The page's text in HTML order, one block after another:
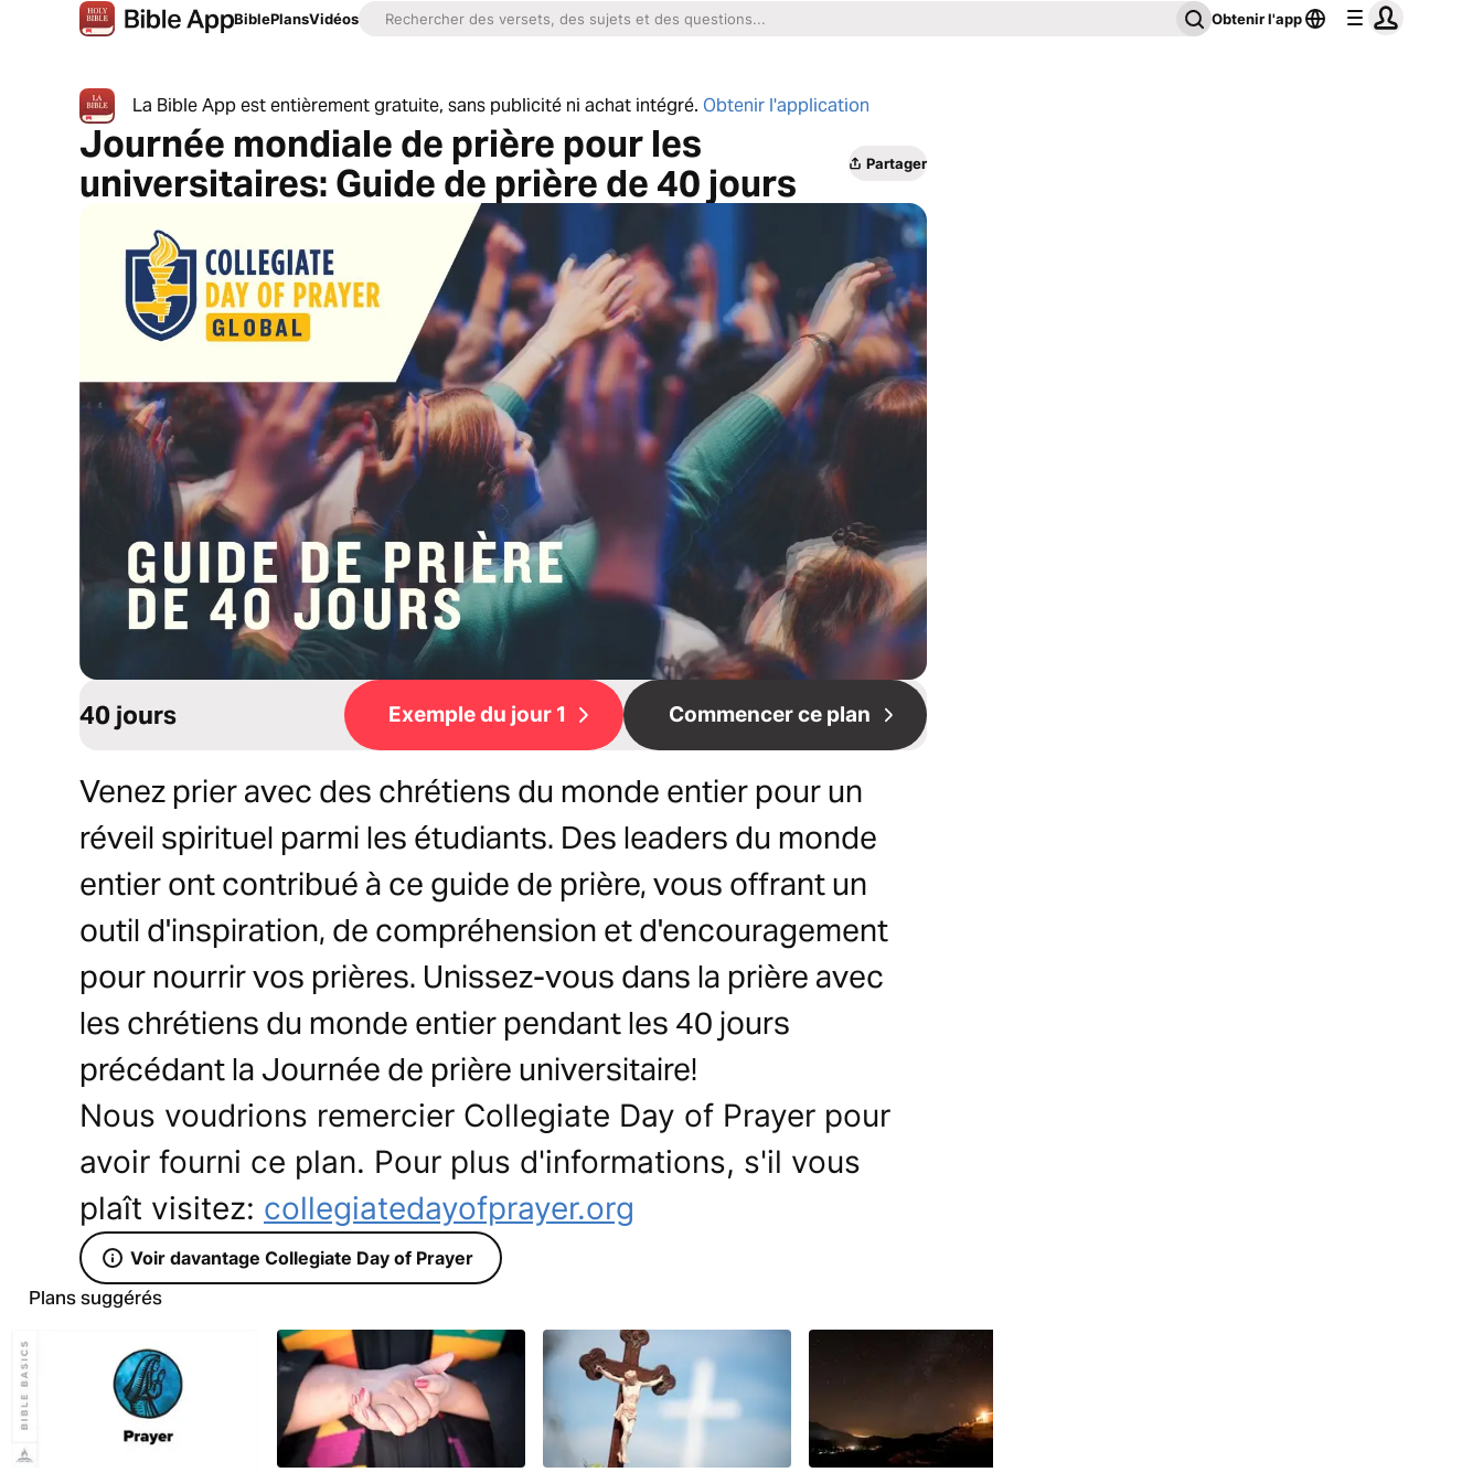
BiblePlansVidéos Obtenir l'app
La Bible App est entièrement gratuite, sans publicité ni achat intégré. Obtenir l'application
Journée mondiale de prière pour les
universitaires: Guide de prière de 40 jours
Partager
40 jours Exemple du jour 1 Commencer ce plan
Venez prier avec des chrétiens du monde entier pour un
réveil spirituel parmi les étudiants. Des leaders du monde
entier ont contribué à ce guide de prière, vous offrant un
outil d'inspiration, de compréhension et d'encouragement
pour nourrir vos prières. Unissez-vous dans la prière avec
les chrétiens du monde entier pendant les 40 jours
précédant la Journée de prière universitaire!
Nous voudrions remercier Collegiate Day of Prayer pour
avoir fourni ce plan. Pour plus d'informations, s'il vous
plaît visitez: collegiatedayofprayer.org
Voir davantage Collegiate Day of Prayer
Plans suggérés